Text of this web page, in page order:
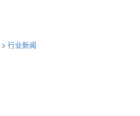
> 行业新闻